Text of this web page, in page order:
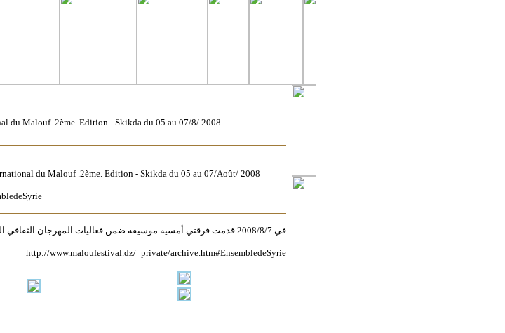
du Malouf .2ème. Edition - Skikda du 05 au 07/8/ 2008
du Malouf .2ème. Edition - Skikda du 05 au 07/Août/ 2008
في 2008/8/7 قدمت فرقتي أمسية موسيقة ضمن فعاليات المهرجان الثقافي الدولي للمالوف الطبعة الثانية سكيكدة 2008
http://www.maloufestival.dz/_private/archive.htm#EnsembledeSyrie